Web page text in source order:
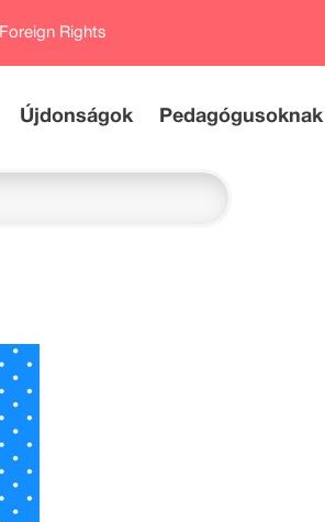
Foreign Rights
Újdonságok Pedagógusoknak